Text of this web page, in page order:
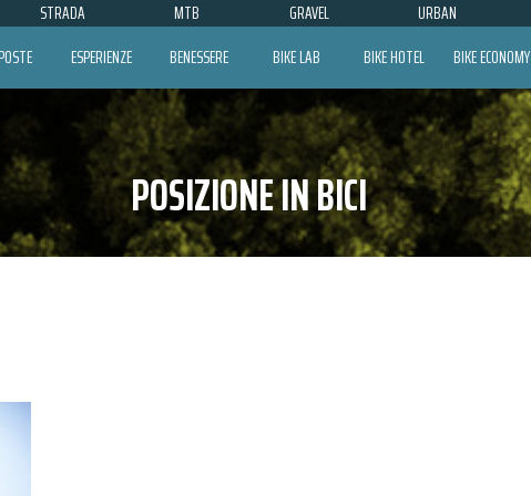
STRADA MTB GRAVEL URBAN
ESPERIENZE BENESSERE BIKE LAB BIKE HOTEL BIKE ECONOMY
POSIZIONE IN BICI